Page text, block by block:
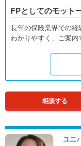
FPとしてのモット
長年の保険業界での
わかりやすく」ご案内
相談する
ユニ